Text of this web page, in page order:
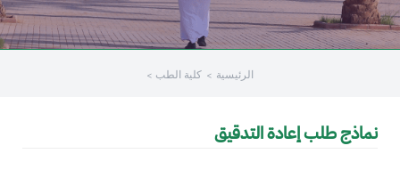
الرئيسية كلية الطب
نماذج طلب إعادة التدقيق